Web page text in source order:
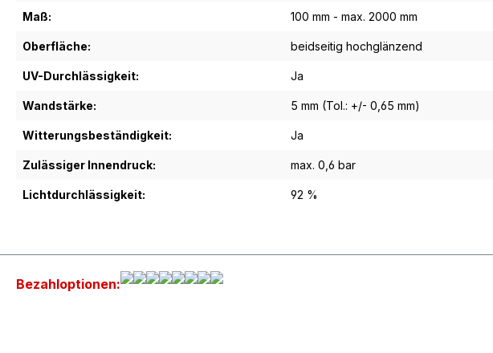
Maß: 100 mm - max. 2000 mm
Oberfläche: beidseitig hochglänzend
UV-Durchlässigkeit: Ja
Wandstärke: 5 mm (Tol.: +/- 0,65 mm)
Witterungsbeständigkeit: Ja
Zulässiger Innendruck: max. 0,6 bar
Lichtdurchlässigkeit: 92 %
Bezahloptionen: